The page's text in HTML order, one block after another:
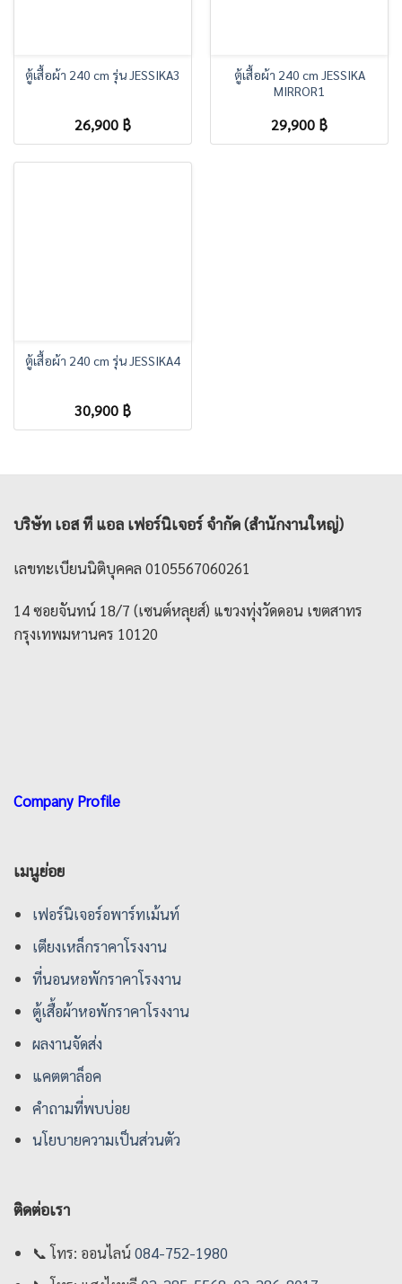
ตู้เสื้อผ้า 240 cm รุ่น JESSIKA3
26,900 ฿
ตู้เสื้อผ้า 240 cm JESSIKA
MIRROR1
29,900 ฿
ตู้เสื้อผ้า 240 cm รุ่น JESSIKA4
30,900 ฿
บริษัท เอส ที แอล เฟอร์นิเจอร์ จำกัด (สำนักงานใหญ่)
เลขทะเบียนนิติบุคคล 0105567060261
14 ซอยจันทน์ 18/7 (เซนต์หลุยส์) แขวงทุ่งวัดดอน เขตสาทร
กรุงเทพมหานคร 10120
Company Profile
เมนูย่อย
เฟอร์นิเจอร์อพาร์ทเม้นท์
เตียงเหล็กราคาโรงงาน
ที่นอนหอพักราคาโรงงาน
ตู้เสื้อผ้าหอพักราคาโรงงาน
ผลงานจัดส่ง
แคตตาล็อค
คําถามที่พบบ่อย
นโยบายความเป็นส่วนตัว
ติดต่อเรา
📞โทร: ออนไลน์084-752-1980